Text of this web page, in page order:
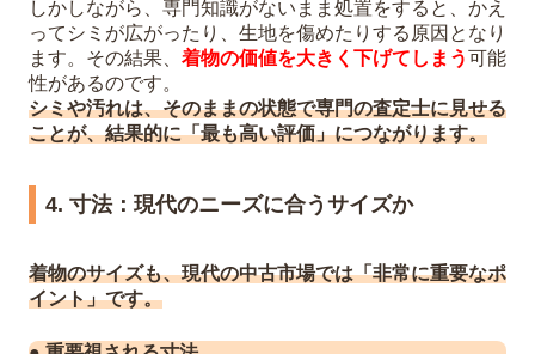
しかしながら、専門知識がないまま処置をすると、かえ
ってシミが広がったり、生地を傷めたりする原因となり
ます。その結果、 着物の価値を大きく下げてしまう可能
性があるのです。
シミや汚れは、そのままの状態で専門の査定士に見せる
ことが、結果的に「最も高い評価」につながります。
4. 寸法：現代のニーズに合うサイズか
着物のサイズも、現代の中古市場では「非常に重要なポ
イント」です。